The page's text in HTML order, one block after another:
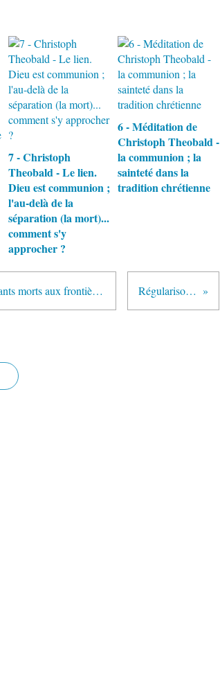
7 - Christoph
Theobald - Le lien.
Dieu est communion ;
l'au-delà de la
séparation (la mort)...
comment s'y
approcher ?
6 - Méditation de
Christoph Theobald -
la communion ; la
sainteté dans la
tradition chrétienne
Cercle de silence à Lyon Combien de migrants morts aux frontières de l’Europe ? Avec raison nous ne manifestons pas sous le coup de l’émotion Régularisons les sans-papiers...